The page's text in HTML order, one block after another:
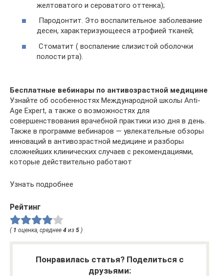
желтоватого и сероватого оттенка);
Пародонтит. Это воспалительное заболевание
десен, характеризующееся атрофией тканей;
Стоматит ( воспаление слизистой оболочки
полости рта).
Бесплатные вебинары по антивозрастной медицине
Узнайте об особенностях Международной школы Anti-
Age Expert, а также о возможностях для
совершенствования врачебной практики изо дня в день.
Также в программе вебинаров — увлекательные обзоры
инноваций в антивозрастной медицине и разборы
сложнейших клинических случаев с рекомендациями,
которые действительно работают
Узнать подробнее
Рейтинг
( 1 оценка, среднее 4 из 5 )
Понравилась статья? Поделиться с
друзьями: